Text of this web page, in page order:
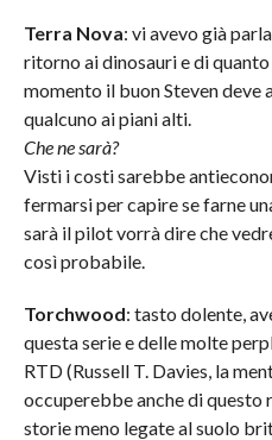
Terra Nova: vi avevo già
ritorno ai dinosauri e di
momento il buon Steven deve
qualcuno ai piani alti.
Che ne sarà?
Visti i costi sarebbe
fermarsi per capire se farne
sarà il pilot vorrà dire che
così probabile.
Torchwood: tasto dolente,
questa serie e delle molte
RTD (Russell T. Davies, la
occuperebbe anche di questo
storie meno legate al suolo